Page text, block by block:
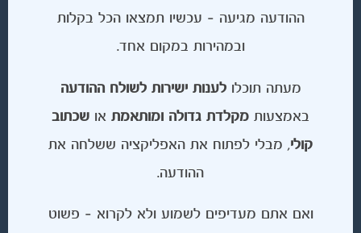
ההודעה מגיעה – עכשיו תמצאו הכל בקלות
ובמהירות במקום אחד.
מעתה תוכלולענות ישירות לשולח ההודעה
באמצעות מקלדת גדולה ומותאמת או שכתוב
קולי, מבלי לפתוח את האפליקציה ששלחה את
ההודעה.
ואם אתם מעדיפים לשמוע ולא לקרוא – פשוט